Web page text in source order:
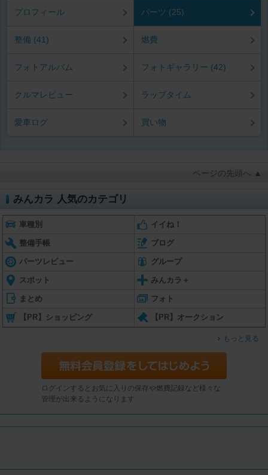
プロフィール パーツ (25)
整備 (41) 燃費
フォトアルバム フォトギャラリー (42)
クルマレビュー ラップタイム
愛車ログ 買い物
ページの先頭へ ▲
みんカラ 人気のカテゴリ
車種別 イイね！
整備手帳 ブログ
パーツレビュー グループ
スポット みんカラ＋
まとめ フォト
【PR】ショッピング 【PR】オークション
もっと見る
ログインするとお気に入りの保存や燃費記録など様々な
管理が出来るようになります